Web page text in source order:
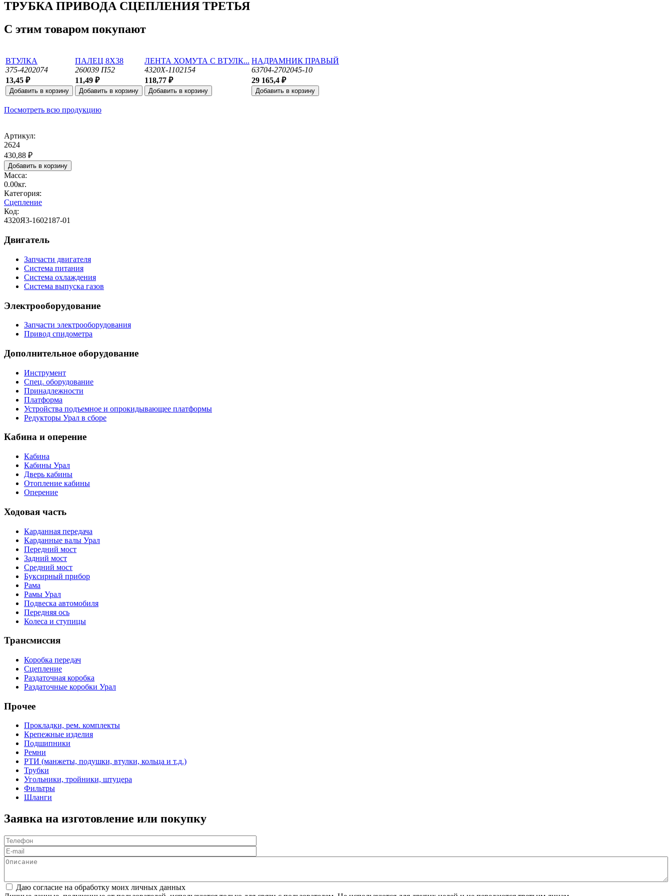
ТРУБКА ПРИВОДА СЦЕПЛЕНИЯ ТРЕТЬЯ
С этим товаром покупают
ВТУЛКА
375-4202074
13,45 ₽
ПАЛЕЦ 8Х38
260039 П52
11,49 ₽
ЛЕНТА ХОМУТА С ВТУЛК...
4320Х-1102154
118,77 ₽
НАДРАМНИК ПРАВЫЙ
63704-2702045-10
29 165,4 ₽
Посмотреть всю продукцию
Артикул:
2624
430,88 ₽
Масса:
0.00кг.
Категория:
Сцепление
Код:
4320Я3-1602187-01
Двигатель
Запчасти двигателя
Система питания
Система охлаждения
Система выпуска газов
Электрооборудование
Запчасти электрооборудования
Привод спидометра
Дополнительное оборудование
Инструмент
Спец. оборудование
Принадлежности
Платформа
Устройства подъемное и опрокидывающее платформы
Редукторы Урал в сборе
Кабина и оперение
Кабина
Кабины Урал
Дверь кабины
Отопление кабины
Оперение
Ходовая часть
Карданная передача
Карданные валы Урал
Передний мост
Задний мост
Средний мост
Буксирный прибор
Рама
Рамы Урал
Подвеска автомобиля
Передняя ось
Колеса и ступицы
Трансмиссия
Коробка передач
Сцепление
Раздаточная коробка
Раздаточные коробки Урал
Прочее
Прокладки, рем. комплекты
Крепежные изделия
Подшипники
Ремни
РТИ (манжеты, подушки, втулки, кольца и т.д.)
Трубки
Угольники, тройники, штуцера
Фильтры
Шланги
Заявка на изготовление или покупку
Телефон
E-mail
Описание
Соглашение*
Даю согласие на обработку моих личных данных